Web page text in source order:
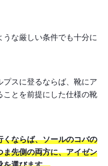
な厳しい条件でも十分に
スに登るならば、靴にア
とを前提にした仕様の靴
くならば、ソールのコバの
先側の両方に、アイゼン